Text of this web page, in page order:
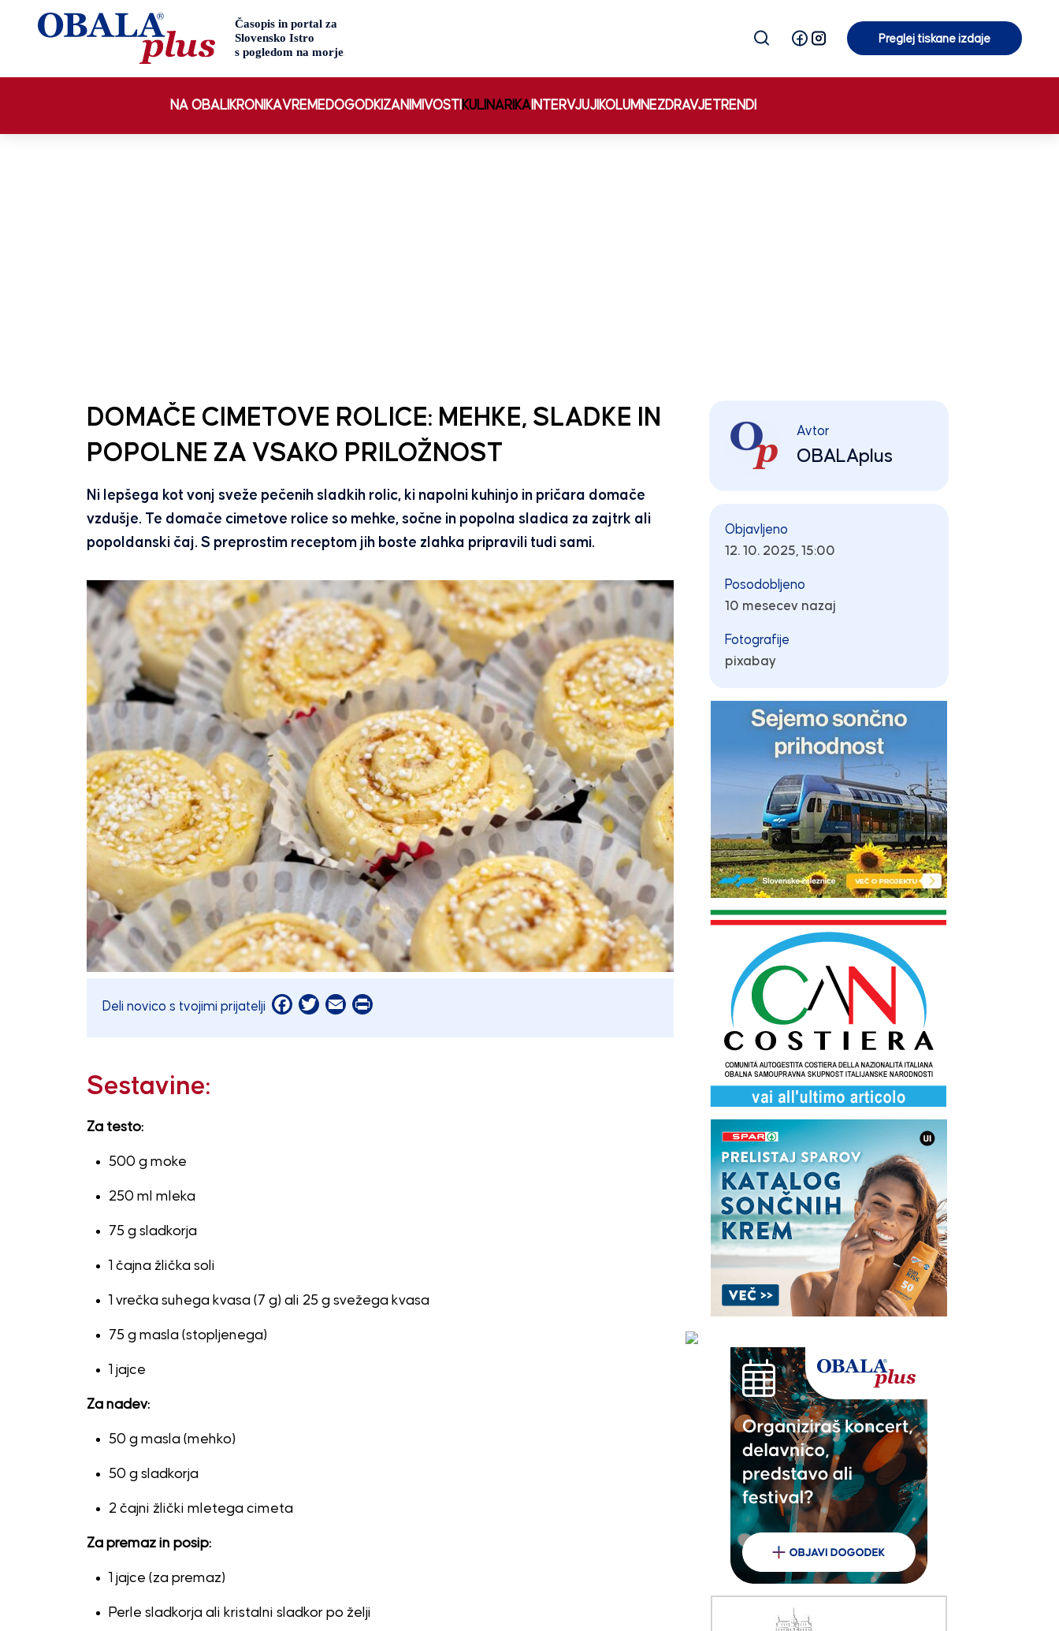
Preglej tiskane izdaje
NA OBALI KRONIKAVREMEDOGODKIZANIMIVOSTI KULINARIKA INTERVJUJI KOLUMNEZDRAVJETRENDI
DOMAČE CIMETOVE ROLICE: MEHKE, SLADKE IN
POPOLNE ZA VSAKO PRILOŽNOST
Ni lepšega kot vonj sveže pečenih sladkih rolic, ki napolni kuhinjo in pričara domače
vzdušje. Te domače cimetove rolice so mehke, sočne in popolna sladica za zajtrk ali
popoldanski čaj. S preprostim receptom jih boste zlahka pripravili tudi sami.
Deli novico s tvojimi prijatelji Facebook
Twitter
EmailPrint
Sestavine:
Za testo:
500 g moke
250 ml mleka
75 g sladkorja
1 čajna žlička soli
1 vrečka suhega kvasa (7 g) ali 25 g svežega kvasa
75 g masla (stopljenega)
1 jajce
Za nadev:
50 g masla (mehko)
50 g sladkorja
2 čajni žlički mletega cimeta
Za premaz in posip:
1 jajce (za premaz)
Perle sladkorja ali kristalni sladkor po želji
Avtor
OBALAplus
Objavljeno
12. 10. 2025, 15:00
Posodobljeno
10 mesecev nazaj
Fotografije
pixabay